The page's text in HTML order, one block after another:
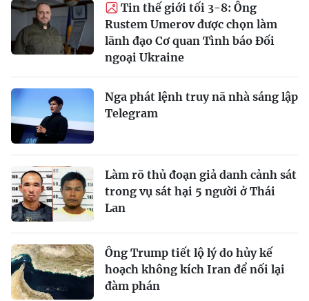
Tin thế giới tối 3-8: Ông
Rustem Umerov được chọn làm
lãnh đạo Cơ quan Tình báo Đối
ngoại Ukraine
Nga phát lệnh truy nã nhà sáng lập
Telegram
Làm rõ thủ đoạn giả danh cảnh sát
trong vụ sát hại 5 người ở Thái
Lan
Ông Trump tiết lộ lý do hủy kế
hoạch không kích Iran để nối lại
đàm phán